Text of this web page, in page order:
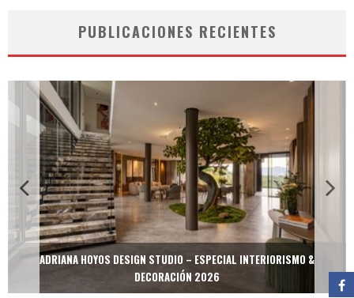
PUBLICACIONES RECIENTES
ADRIANA HOYOS DESIGN STUDIO – ESPECIAL INTERIORISMO &
DECORACIÓN 2026